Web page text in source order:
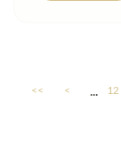
<< < ... 12